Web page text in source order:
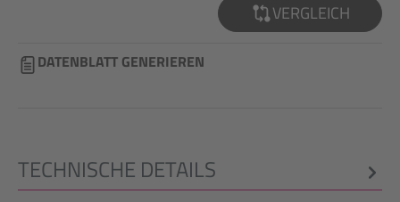
VERGLEICH
DATENBLATT GENERIEREN
TECHNISCHE DETAILS